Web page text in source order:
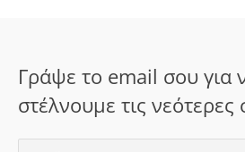
σΓράψε το email σου για
στέλνουμε τις νεότερες